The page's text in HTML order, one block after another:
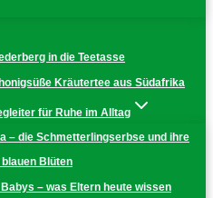
in die Teetasse
Kräutertee aus Südafrika
für Ruhe im Alltag
– die Schmetterlingserbse und ihre
Blüten
– was Eltern heute wissen